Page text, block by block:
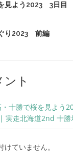
見よう2023 3日目
り2023 前編
ント
・十勝で桜を見よう
走北海道2nd 十勝
けていません。